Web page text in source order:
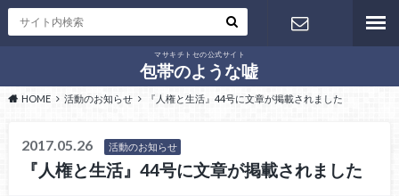
マサキチトセの公式サイト
包帯のような嘘
HOME 活動のお知らせ 『人権と生活』44号に文章が掲載されました
2017.05.26 活動のお知らせ
『人権と生活』44号に文章が掲載されました